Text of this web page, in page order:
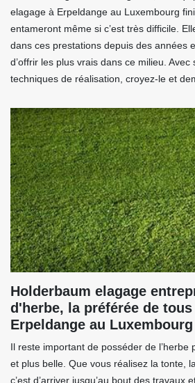
elagage à Erpeldange au Luxembourg
entameront même si c’est très difficile.
dans ces prestations depuis des années
d’offrir les plus vrais dans ce milieu. Avec
techniques de réalisation, croyez-le et
Holderbaum elagage
d'herbe, la préférée de
Erpeldange au Luxembourg
Il reste important de posséder de l’herbe
et plus belle. Que vous réalisez la tonte,
c’est d’arriver jusqu’au bout des travaux